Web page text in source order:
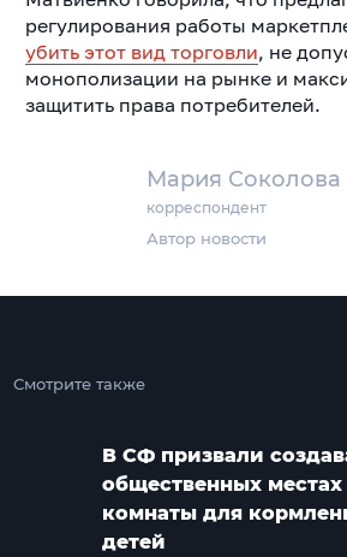
Мария Соколова
корреспондент
Автор новости
регулирования работы
убить этот вид торговли, не
монополизации на рынке и
защитить права потребителей.
Смотрите также
В СФ призвали
общественных местах
комнаты для
детей